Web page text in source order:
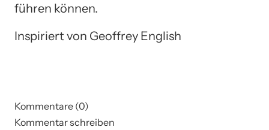
führen können.
Inspiriert von Geoffrey English
Kommentare (0)
Kommentar schreiben